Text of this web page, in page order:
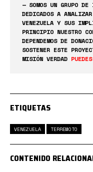
— SOMOS UN GRUPO DE
DEDICADOS A
VENEZUELA Y SUS
PRINCIPIO NUESTRO
DEPENDEMOS DE
SOSTENER ESTE
MISIÓN VERDAD
ETIQUETAS
VENEZUELA TERREMOTO
CONTENIDO